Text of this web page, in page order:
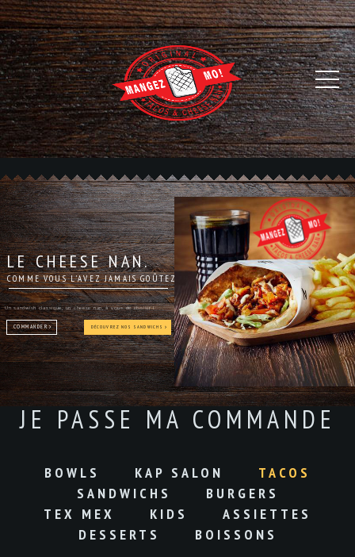
LE CHEESE NAN.
COMME VOUS L'AVEZ JAMAIS GOÛTEZ
Un sandwish classique, un cheese nan, à vous de choisir !
COMMANDER DÉCOUVREZ NOS SANDWICHS
JE PASSE MA COMMANDE
BOWLS KAP SALON
TACOS
SANDWICHS
BURGERS
TEX MEX
KIDS
ASSIETTES
DESSERTS
BOISSONS